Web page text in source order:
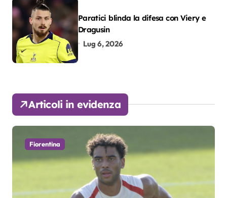
Paratici blinda la difesa con Viery e
Dragusin
Lug 6, 2026
Articoli in evidenza
Fiorentina